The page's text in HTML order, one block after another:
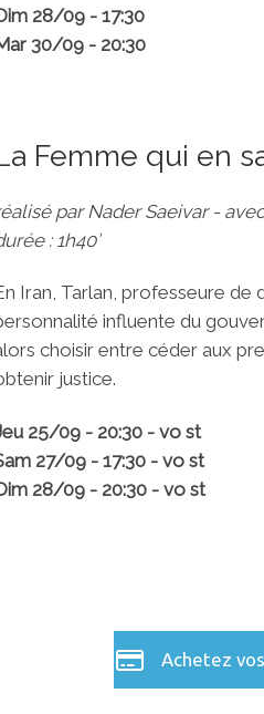
28/09 - 17:30
30/09 - 20:30
Femme qui en
par Nader Saeivar -
: 1h40’
Iran, Tarlan, professeure de
influente du
choisir entre céder aux
justice.
25/09 - 20:30 - vo st
27/09 - 17:30 - vo st
28/09 - 20:30 - vo st
Achetez